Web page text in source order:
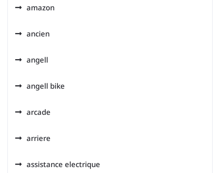
amazon
ancien
angell
angell bike
arcade
arriere
assistance electrique